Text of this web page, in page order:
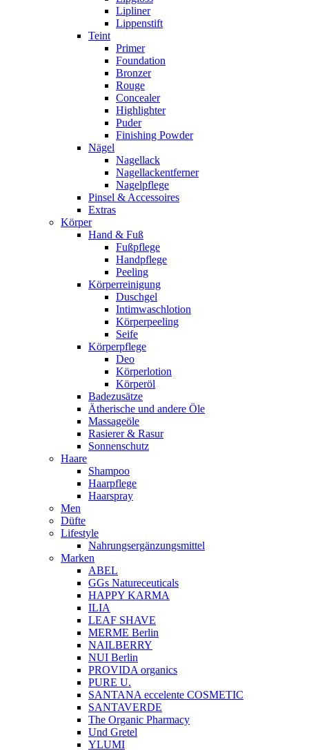
Lipliner
Lippenstift
Teint
Primer
Foundation
Bronzer
Rouge
Concealer
Highlighter
Puder
Finishing Powder
Nägel
Nagellack
Nagellackentferner
Nagelpflege
Pinsel & Accessoires
Extras
Körper
Hand & Fuß
Fußpflege
Handpflege
Peeling
Körperreinigung
Duschgel
Intimwaschlotion
Körperpeeling
Seife
Körperpflege
Deo
Körperlotion
Körperöl
Badezusätze
Ätherische und andere Öle
Massageöle
Rasierer & Rasur
Sonnenschutz
Haare
Shampoo
Haarpflege
Haarspray
Men
Düfte
Lifestyle
Nahrungsergänzungsmittel
Marken
ABEL
GGs Natureceuticals
HAPPY KARMA
ILIA
LEAF SHAVE
MERME Berlin
NAILBERRY
NUI Berlin
PROVIDA organics
PURE U.
SANTANA eccelente COSMETIC
SANTAVERDE
The Organic Pharmacy
Und Gretel
YLUMI